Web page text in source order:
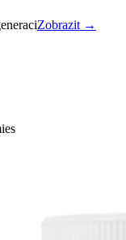
Zobrazit →